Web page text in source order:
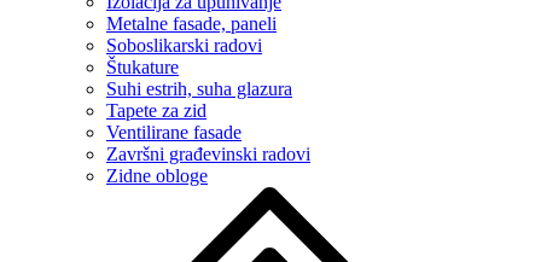
Metalne fasade, paneli
Soboslikarski radovi
Štukature
Suhi estrih, suha glazura
Tapete za zid
Ventilirane fasade
Završni građevinski radovi
Zidne obloge